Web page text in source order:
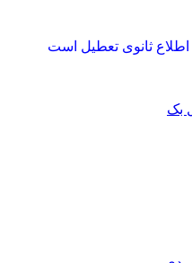
ثانوی تعطیل است
بک